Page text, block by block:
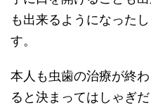
も出来るようになった
す。
本人も虫歯の治療が終
ると決まってはしゃぎだ